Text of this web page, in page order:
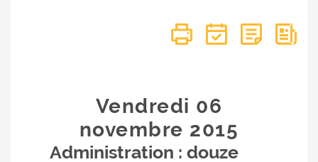
Vendredi 06
novembre 2015
Administration : douze